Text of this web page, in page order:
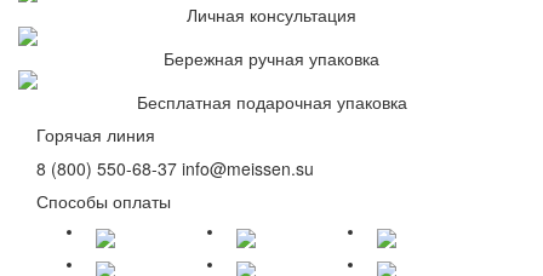
Личная консультация
Бережная ручная упаковка
Бесплатная подарочная упаковка
Горячая линия
8 (800) 550-68-37 info@meissen.su
Способы оплаты